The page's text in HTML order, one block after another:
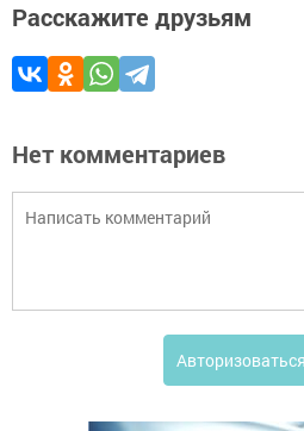
Расскажите друзьям
Нет комментариев
Авторизоваться